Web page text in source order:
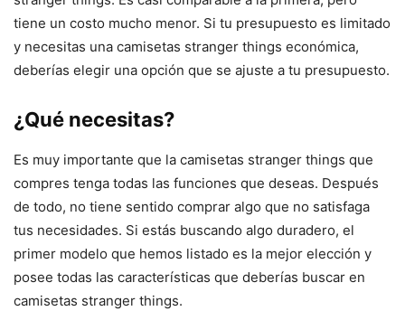
tiene un costo mucho menor. Si tu presupuesto es limitado
y necesitas una camisetas stranger things económica,
deberías elegir una opción que se ajuste a tu presupuesto.
¿Qué necesitas?
Es muy importante que la camisetas stranger things que
compres tenga todas las funciones que deseas. Después
de todo, no tiene sentido comprar algo que no satisfaga
tus necesidades. Si estás buscando algo duradero, el
primer modelo que hemos listado es la mejor elección y
posee todas las características que deberías buscar en
camisetas stranger things.